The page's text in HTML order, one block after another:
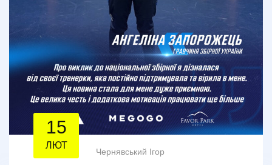
15
ЛЮТ
Чернявський Ігор